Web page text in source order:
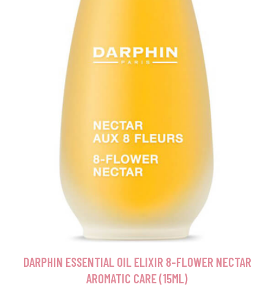
DARPHIN ESSENTIAL OIL ELIXIR 8-FLOWER NECTAR
AROMATIC CARE (15ML)